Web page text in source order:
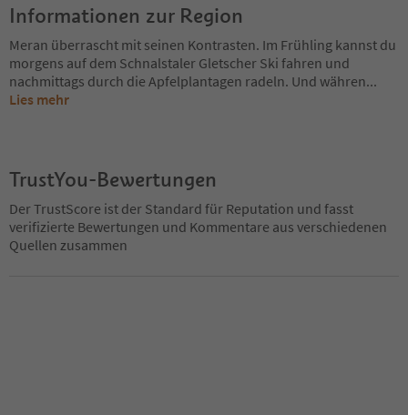
Informationen zur Region
Meran überrascht mit seinen Kontrasten. Im Frühling kannst du
morgens auf dem Schnalstaler Gletscher Ski fahren und
nachmittags durch die Apfelplantagen radeln. Und währen...
Lies mehr
TrustYou-Bewertungen
Der TrustScore ist der Standard für Reputation und fasst
verifizierte Bewertungen und Kommentare aus verschiedenen
Quellen zusammen